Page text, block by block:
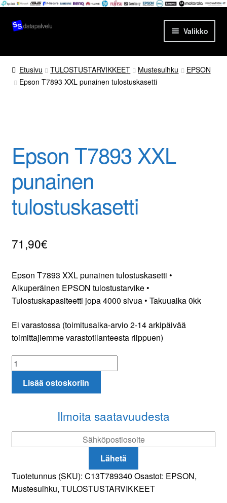
Siirry
Siirry
Valikko
Etusivu
Tuotteet
Yrityksestä
Yhteydenotto
Oma tili
Tilaa uutiskirje
Etusivu TULOSTUSTARVIKKEET Mustesuihku
EPSON
Epson T7893 XXL punainen tulostuskasetti
Epson T7893 XXL
punainen
tulostuskasetti
71,90€
Epson T7893 XXL punainen tulostuskasetti •
Alkuperäinen EPSON tulostustarvike •
Tulostuskapasiteetti jopa 4000 sivua • Takuuaika 0kk
Ei varastossa (toimitusaika-arvio 2-14 arkipäivää
toimittajiemme varastotilanteesta riippuen)
Epson
T7893
XXL
tulostuskasetti
Lisää ostoskoriin
Ilmoita saatavuudesta
Lähetä
Tuotetunnus (SKU): C13T789340 Osastot: EPSON,
Mustesuihku, TULOSTUSTARVIKKEET